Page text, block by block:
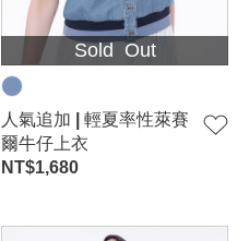
Sold Out
人氣追加 | 輕夏率性萊賽
爾牛仔上衣
NT$1,680